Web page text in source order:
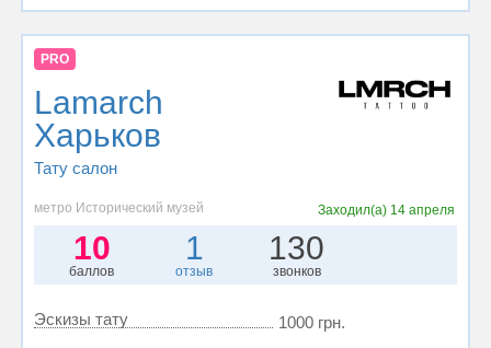
PRO
Lamarch
Харьков
Тату салон
метро Исторический музей Заходил(а) 14 апреля
10
баллов
1
отзыв
130
звонков
Эскизы тату 1000 грн.